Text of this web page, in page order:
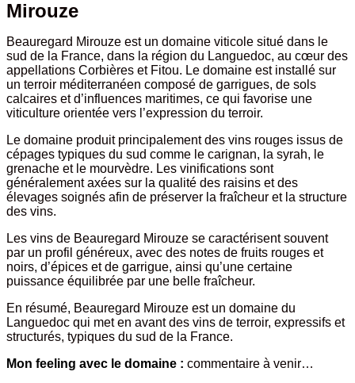
Mirouze
Beauregard Mirouze est un domaine viticole situé dans le
sud de la France, dans la région du Languedoc, au cœur des
appellations Corbières et Fitou. Le domaine est installé sur
un terroir méditerranéen composé de garrigues, de sols
calcaires et d’influences maritimes, ce qui favorise une
viticulture orientée vers l’expression du terroir.
Le domaine produit principalement des vins rouges issus de
cépages typiques du sud comme le carignan, la syrah, le
grenache et le mourvèdre. Les vinifications sont
généralement axées sur la qualité des raisins et des
élevages soignés afin de préserver la fraîcheur et la structure
des vins.
Les vins de Beauregard Mirouze se caractérisent souvent
par un profil généreux, avec des notes de fruits rouges et
noirs, d’épices et de garrigue, ainsi qu’une certaine
puissance équilibrée par une belle fraîcheur.
En résumé, Beauregard Mirouze est un domaine du
Languedoc qui met en avant des vins de terroir, expressifs et
structurés, typiques du sud de la France.
Mon feeling avec le domaine : commentaire à venir…